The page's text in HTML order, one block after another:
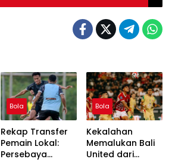
Bola
Rekap Transfer
Pemain Lokal:
Persebaya
Bola
Kekalahan
Memalukan Bali
United dari